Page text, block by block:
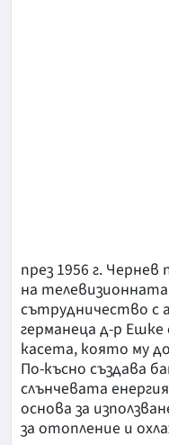
през 1956 г.
на
сътрудничество с
германеца д-р
касета, която му
По-късно създава
слънчевата
основа за
за отопление и